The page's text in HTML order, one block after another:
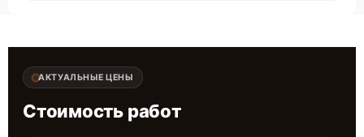
АКТУАЛЬНЫЕ ЦЕНЫ
Стоимость работ